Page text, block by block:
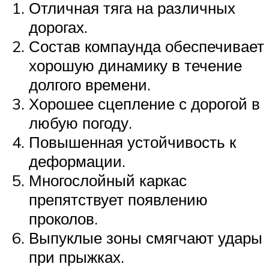
Отличная тяга на различных
дорогах.
Состав компаунда обеспечивает
хорошую динамику в течение
долгого времени.
Хорошее сцепление с дорогой в
любую погоду.
Повышенная устойчивость к
деформации.
Многослойный каркас
препятствует появлению
проколов.
Выпуклые зоны смягчают удары
при прыжках.